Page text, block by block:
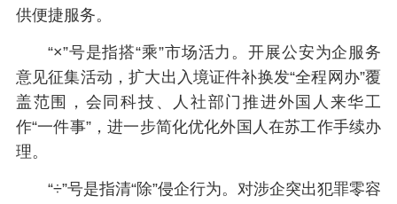
供便捷服务。
“×”号是指搭“乘”市场活力。开展公安为企服务
意见征集活动，扩大出入境证件补换发“全程网办”覆
盖范围，会同科技、人社部门推进外国人来华工
作“一件事”，进一步简化优化外国人在苏工作手续办
理。
“÷”号是指清“除”侵企行为。对涉企突出犯罪零容